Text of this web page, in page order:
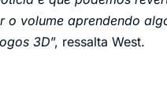
o volume aprendendo
3D”, ressalta West.